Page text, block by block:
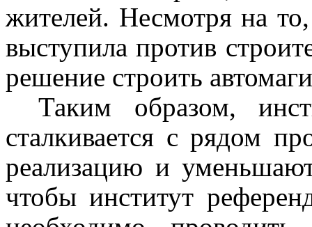
жителей. Несмотря на то,
выступила против
решение строить
Таким образом,
сталкивается с рядом
реализацию и
чтобы институт